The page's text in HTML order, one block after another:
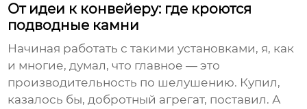
От идеи к конвейеру: где кроются
подводные камни
Начиная работать с такими установками, я, как
и многие, думал, что главное — это
производительность по шелушению. Купил,
казалось бы, добротный агрегат, поставил. А